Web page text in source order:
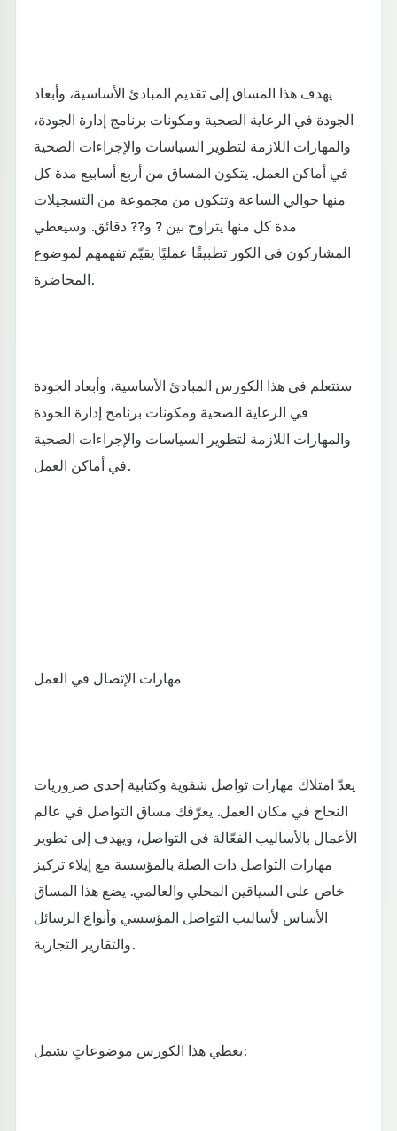
يهدف هذا المساق إلى تقديم المبادئ الأساسية، وأبعاد
الجودة في الرعاية الصحية ومكونات برنامج إدارة الجودة،
والمهارات اللازمة لتطوير السياسات والإجراءات الصحية
في أماكن العمل. يتكون المساق من أربع أسابيع مدة كل
منها حوالي الساعة وتتكون من مجموعة من التسجيلات
مدة كل منها يتراوح بين ? و?? دقائق. وسيعطي
المشاركون في الكور تطبيقًا عمليًا يقيّم تفهمهم لموضوع
المحاضرة.
ستتعلم في هذا الكورس المبادئ الأساسية، وأبعاد الجودة
في الرعاية الصحية ومكونات برنامج إدارة الجودة
والمهارات اللازمة لتطوير السياسات والإجراءات الصحية
في أماكن العمل.
مهارات الإتصال في العمل
يعدّ امتلاك مهارات تواصل شفوية وكتابية إحدى ضروريات
النجاح في مكان العمل. يعرّفك مساق التواصل في عالم
الأعمال بالأساليب الفعّالة في التواصل، ويهدف إلى تطوير
مهارات التواصل ذات الصلة بالمؤسسة مع إيلاء تركيز
خاص على السياقين المحلي والعالمي. يضع هذا المساق
الأساس لأساليب التواصل المؤسسي وأنواع الرسائل
والتقارير التجارية.
يغطي هذا الكورس موضوعاتٍ تشمل: